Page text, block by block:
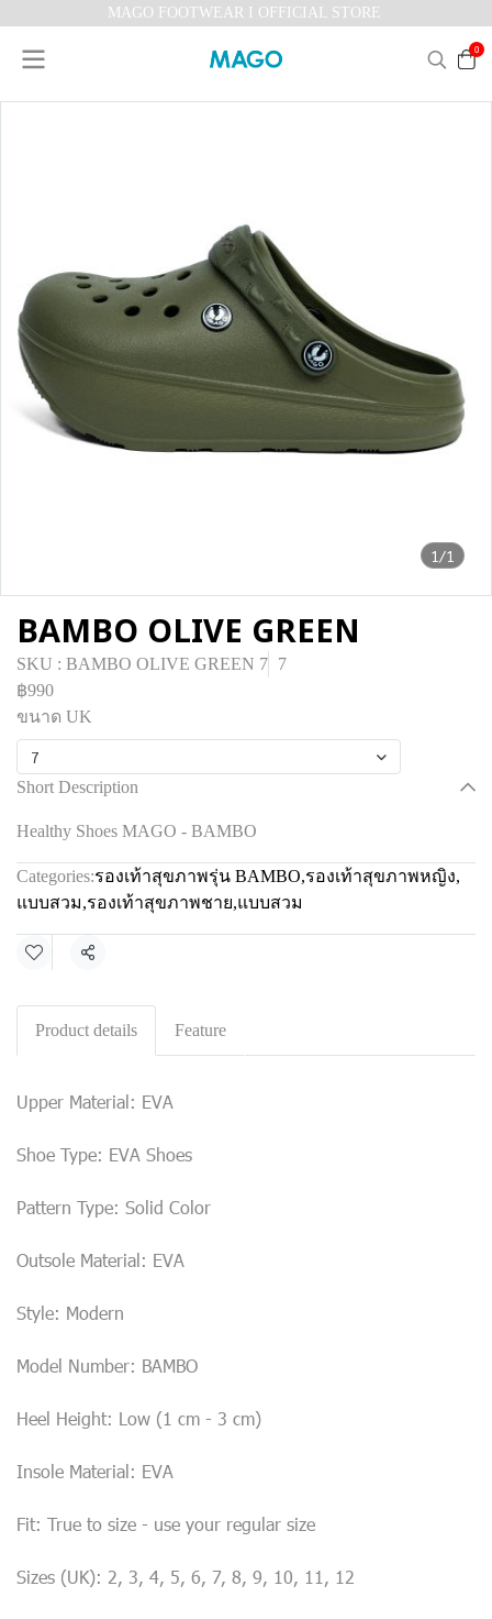
MAGO FOOTWEAR I OFFICIAL STORE
0
1/1
BAMBO OLIVE GREEN
SKU : BAMBO OLIVE GREEN 7 7
฿990
ขนาด UK
7
Short Description
Healthy Shoes MAGO - BAMBO
Categories:รองเท้าสุขภาพรุ่น BAMBO,รองเท้าสุขภาพหญิง,
แบบสวม,รองเท้าสุขภาพชาย,แบบสวม
Share
Product details Feature
Upper Material: EVA
Shoe Type: EVA Shoes
Pattern Type: Solid Color
Outsole Material: EVA
Style: Modern
Model Number: BAMBO
Heel Height: Low (1 cm - 3 cm)
Insole Material: EVA
Fit: True to size - use your regular size
Sizes (UK): 2, 3, 4, 5, 6, 7, 8, 9, 10, 11, 12